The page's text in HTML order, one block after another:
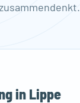
in Lippe